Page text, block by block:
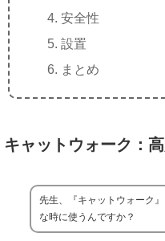
安全性
設置
まとめ
キャットウォーク：
先生、『キャットウォーク
な時に使うんですか？